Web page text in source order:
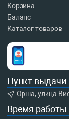
Корзина
Баланс
Каталог товаров
Пункт выдачи
Орша, улица
Время работы